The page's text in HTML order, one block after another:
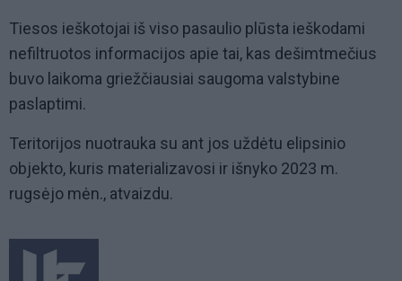
Tiesos ieškotojai iš viso pasaulio plūsta ieškodami
nefiltruotos informacijos apie tai, kas dešimtmečius
buvo laikoma griežčiausiai saugoma valstybine
paslaptimi.
Teritorijos nuotrauka su ant jos uždėtu elipsinio
objekto, kuris materializavosi ir išnyko 2023 m.
rugsėjo mėn., atvaizdu.